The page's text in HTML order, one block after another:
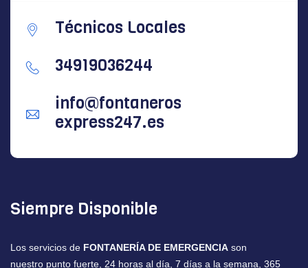
Técnicos Locales
34919036244
info@fontaneros
express247.es
Siempre Disponible
Los servicios de FONTANERÍA DE EMERGENCIA son
nuestro punto fuerte, 24 horas al día, 7 días a la semana, 365